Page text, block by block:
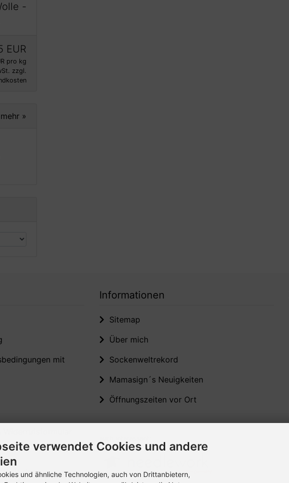
-
EUR
pro kg
zzgl.
mehr »
mit
der
Informationen
Sitemap
Über mich
Sockenweltrekord
Mamasign´s Neuigkeiten
Öffnungszeiten vor Ort
verwendet Cookies und andere
und ähnliche Technologien, auch von Drittanbietern,